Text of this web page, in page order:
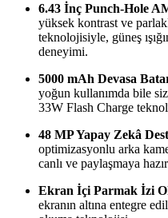
6.43 İnç Punch-Hole
yüksek kontrast ve
teknolojisiyle, güneş
deneyimi.
5000 mAh Devasa
yoğun kullanımda bile
33W Flash Charge
48 MP Yapay Zekâ
optimizasyonlu arka
canlı ve paylaşmaya
Ekran İçi Parmak İzi
ekranın altına entegre